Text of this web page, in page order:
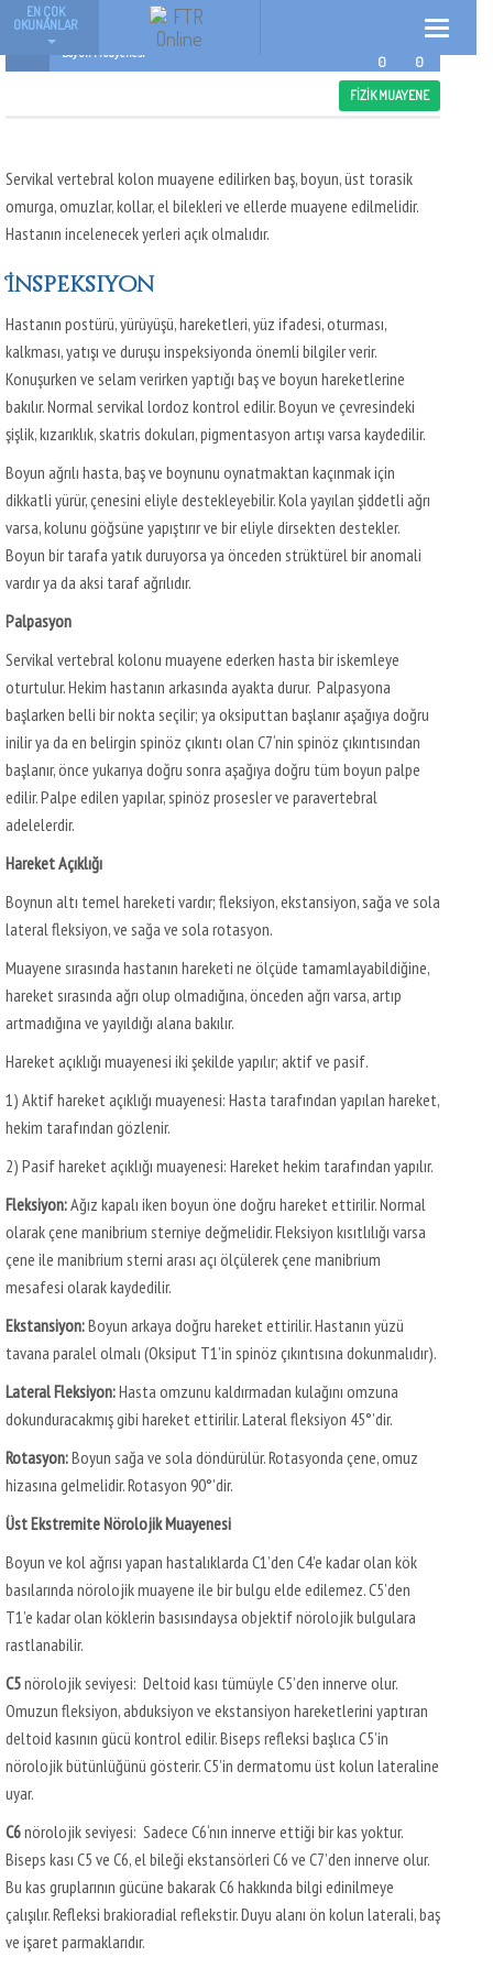
Toggle
EN ÇOK
OKUNANLAR
Boyun Muayenesi
08/02/14
Dr.Ender Salbas
0 0
FIZIK MUAYENE
Servikal vertebral kolon muayene edilirken baş, boyun, üst torasik
omurga, omuzlar, kollar, el bilekleri ve ellerde muayene edilmelidir.
Hastanın incelenecek yerleri açık olmalıdır.
İnspeksiyon
Hastanın postürü, yürüyüşü, hareketleri, yüz ifadesi, oturması,
kalkması, yatışı ve duruşu inspeksiyonda önemli bilgiler verir.
Konuşurken ve selam verirken yaptığı baş ve boyun hareketlerine
bakılır. Normal servikal lordoz kontrol edilir. Boyun ve çevresindeki
şişlik, kızarıklık, skatris dokuları, pigmentasyon artışı varsa kaydedilir.
Boyun ağrılı hasta, baş ve boynunu oynatmaktan kaçınmak için
dikkatli yürür, çenesini eliyle destekleyebilir. Kola yayılan şiddetli ağrı
varsa, kolunu göğsüne yapıştırır ve bir eliyle dirsekten destekler.
Boyun bir tarafa yatık duruyorsa ya önceden strüktürel bir anomali
vardır ya da aksi taraf ağrılıdır.
Palpasyon
Servikal vertebral kolonu muayene ederken hasta bir iskemleye
oturtulur. Hekim hastanın arkasında ayakta durur. Palpasyona
başlarken belli bir nokta seçilir; ya oksiputtan başlanır aşağıya doğru
inilir ya da en belirgin spinöz çıkıntı olan C7‘nin spinöz çıkıntısından
başlanır, önce yukarıya doğru sonra aşağıya doğru tüm boyun palpe
edilir. Palpe edilen yapılar, spinöz prosesler ve paravertebral
adelelerdir.
Hareket Açıklığı
Boynun altı temel hareketi vardır; fleksiyon, ekstansiyon, sağa ve sola
lateral fleksiyon, ve sağa ve sola rotasyon.
Muayene sırasında hastanın hareketi ne ölçüde tamamlayabildiğine,
hareket sırasında ağrı olup olmadığına, önceden ağrı varsa, artıp
artmadığına ve yayıldığı alana bakılır.
Hareket açıklığı muayenesi iki şekilde yapılır; aktif ve pasif.
1) Aktif hareket açıklığı muayenesi: Hasta tarafından yapılan hareket,
hekim tarafından gözlenir.
2) Pasif hareket açıklığı muayenesi: Hareket hekim tarafından yapılır.
Fleksiyon:Ağız kapalı iken boyun öne doğru hareket ettirilir. Normal
olarak çene manibrium sterniye değmelidir. Fleksiyon kısıtlılığı varsa
çene ile manibrium sterni arası açı ölçülerek çene manibrium
mesafesi olarak kaydedilir.
Ekstansiyon:Boyun arkaya doğru hareket ettirilir. Hastanın yüzü
tavana paralel olmalı (Oksiput T1’in spinöz çıkıntısına dokunmalıdır).
Lateral Fleksiyon:Hasta omzunu kaldırmadan kulağını omzuna
dokunduracakmış gibi hareket ettirilir. Lateral fleksiyon 45°’dir.
Rotasyon:Boyun sağa ve sola döndürülür. Rotasyonda çene, omuz
hizasına gelmelidir. Rotasyon 90°’dir.
Üst Ekstremite Nörolojik Muayenesi
Boyun ve kol ağrısı yapan hastalıklarda C1’den C4’e kadar olan kök
basılarında nörolojik muayene ile bir bulgu elde edilemez. C5’den
T1’e kadar olan köklerin basısındaysa objektif nörolojik bulgulara
rastlanabilir.
C5nörolojik seviyesi: Deltoid kası tümüyle C5’den innerve olur.
Omuzun fleksiyon, abduksiyon ve ekstansiyon hareketlerini yaptıran
deltoid kasının gücü kontrol edilir. Biseps refleksi başlıca C5’in
nörolojik bütünlüğünü gösterir. C5’in dermatomu üst kolun lateraline
uyar.
C6nörolojik seviyesi: Sadece C6‘nın innerve ettiği bir kas yoktur.
Biseps kası C5 ve C6, el bileği ekstansörleri C6 ve C7’den innerve olur.
Bu kas gruplarının gücüne bakarak C6 hakkında bilgi edinilmeye
çalışılır. Refleksi brakioradial reflekstir. Duyu alanı ön kolun laterali, baş
ve işaret parmaklarıdır.